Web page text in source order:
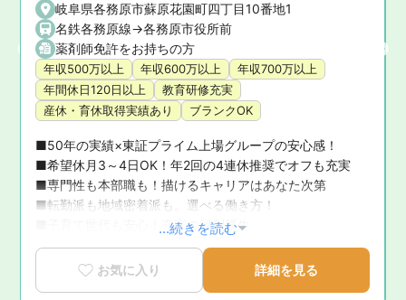
岐阜県各務原市蘇原花園町四丁目10番地1
名鉄各務原線->各務原市役所前
薬剤師免許をお持ちの方
年収500万以上 年収600万以上
年収700万以上
年間休日120日以上
教育研修充実
産休・育休取得実績あり
ブランクOK
■50年の実績×東証プライム上場グループの安心感！
■希望休月3～4日OK！年2回の4連休推奨でオフも充実
■専門性も本部職も！描けるキャリアはあなた次第
■転勤派も地域密着派も。選べる働き方！
■子育て世代も安心！充実の福利厚生
...続きを読む
お気に入り 詳細を見る